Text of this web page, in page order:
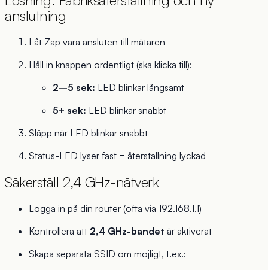
anslutning
Låt Zap vara ansluten till mätaren
Håll in knappen ordentligt (ska klicka till):
2–5 sek: LED blinkar långsamt
5+ sek: LED blinkar snabbt
Släpp när LED blinkar snabbt
Status-LED lyser fast = återställning lyckad
Säkerställ 2,4 GHz-nätverk
Logga in på din router (ofta via 192.168.1.1)
Kontrollera att 2,4 GHz-bandet är aktiverat
Skapa separata SSID om möjligt, t.ex.: